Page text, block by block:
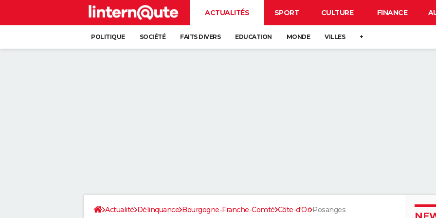
ACTUALITÉS SPORT CULTURE FINANCE
POLITIQUE SOCIÉTÉ FAITS DIVERS EDUCATION MONDE VILLES +
Actualité Délinquance Bourgogne-Franche-Comté Côte-d'Or Posanges